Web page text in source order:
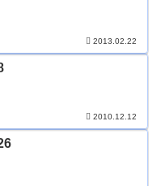
2013.02.22
2010.12.12